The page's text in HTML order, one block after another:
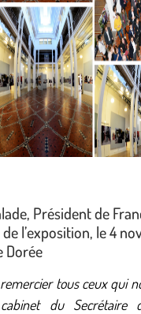
Président de
l’exposition, le 4
Dorée
tous ceux qui
du Secrétaire